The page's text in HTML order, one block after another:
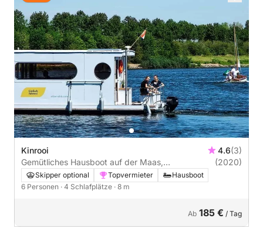
Kinrooi 4.6(3)
Gemütliches Hausboot auf der Maas,
Niederlande/Belgien
(2020)
Skipper optional Topvermieter
Hausboot
6 Personen · 4 Schlafplätze · 8 m
Ab 185 € / Tag